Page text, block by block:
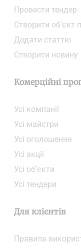
Провести тендер
Створити об’єкт
Додати статтю
Створити новину
Комерційні
Усі компанії
Усі майстри
Усі оголошення
Усі акції
Усі об’єкти
Усі тендери
Для клієнтів
Правила